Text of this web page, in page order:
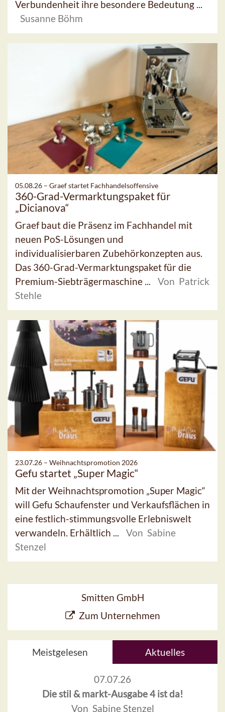
Verbundenheit ihre besondere Bedeutung ...
Susanne Böhm
05.08.26 – Graef startet Fachhandelsoffensive
360-Grad-Vermarktungspaket für
„Dicianova“
Graef baut die Präsenz im Fachhandel mit
neuen PoS-Lösungen und
individualisierbaren Zubehörkonzepten aus.
Das 360-Grad-Vermarktungspaket für die
Premium-Siebträgermaschine ...
Von Patrick
Stehle
23.07.26 – Weihnachtspromotion 2026
Gefu startet „Super Magic“
Mit der Weihnachtspromotion „Super Magic“
will Gefu Schaufenster und Verkaufsflächen in
eine festlich-stimmungsvolle Erlebniswelt
verwandeln. Erhältlich ...
Von Sabine
Stenzel
Smitten GmbH
Zum Unternehmen
Meistgelesen Aktuelles
07.07.26
Die stil & markt-Ausgabe 4 ist da!
Von Sabine Stenzel